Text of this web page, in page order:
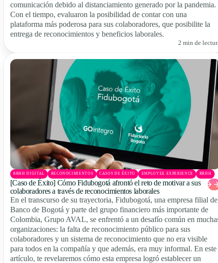
comunicación debido al distanciamiento generado por la pandemia.
Con el tiempo, evaluaron la posibilidad de contar con una
plataforma más poderosa para sus colaboradores, que posibilite la
entrega de reconocimientos y beneficios laborales.
2 min de
RRHH DIGITAL RECONOCIMIENTOS CASOS DE ÉXITO EMPLOYEE EXPERIENCE RRHH
[Caso de Éxito] Cómo Fidubogotá afrontó el reto de motivar a sus
colaboradores a través de reconocimientos laborales
En el transcurso de su trayectoria, Fidubogotá, una empresa filial
Banco de Bogotá y parte del grupo financiero más importante de
Colombia, Grupo AVAL, se enfrentó a un desafío común en
organizaciones: la falta de reconocimiento público para sus
colaboradores y un sistema de reconocimiento que no era visible
para todos en la compañía y que además, era muy informal. En este
artículo, te revelaremos cómo esta empresa logró establecer un